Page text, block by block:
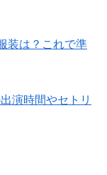
装は？これで準
演時間やセトリ